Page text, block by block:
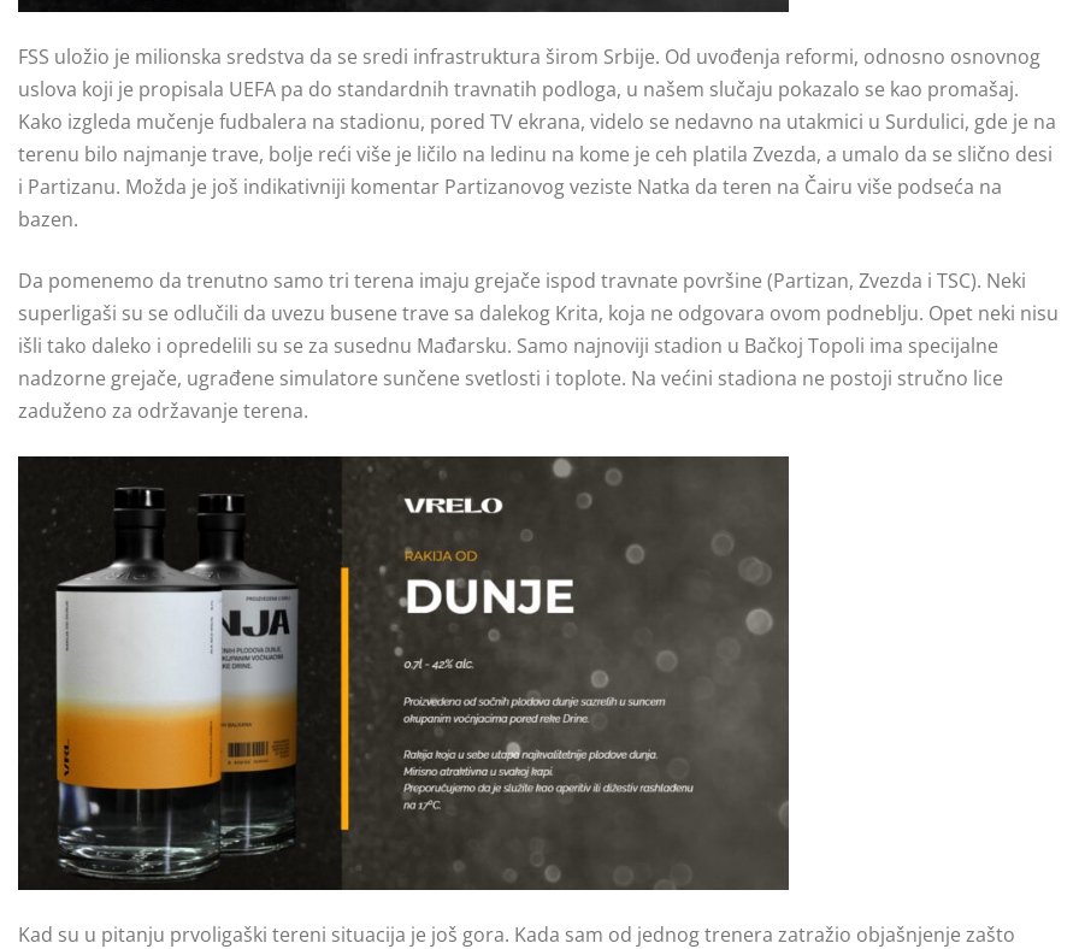
FSS uložio je milionska sredstva da se sredi infrastruktura širom Srbije. Od uvođenja reformi, odnosno osnovnog
uslova koji je propisala UEFA pa do standardnih travnatih podloga, u našem slučaju pokazalo se kao promašaj.
Kako izgleda mučenje fudbalera na stadionu, pored TV ekrana, videlo se nedavno na utakmici u Surdulici, gde je na
terenu bilo najmanje trave, bolje reći više je ličilo na ledinu na kome je ceh platila Zvezda, a umalo da se slično desi
i Partizanu. Možda je još indikativniji komentar Partizanovog veziste Natka da teren na Čairu više podseća na
bazen.
Da pomenemo da trenutno samo tri terena imaju grejače ispod travnate površine (Partizan, Zvezda i TSC). Neki
superligaši su se odlučili da uvezu busene trave sa dalekog Krita, koja ne odgovara ovom podneblju. Opet neki nisu
išli tako daleko i opredelili su se za susednu Mađarsku. Samo najnoviji stadion u Bačkoj Topoli ima specijalne
nadzorne grejače, ugrađene simulatore sunčene svetlosti i toplote. Na većini stadiona ne postoji stručno lice
zaduženo za održavanje terena.
Kad su u pitanju prvoligaški tereni situacija je još gora. Kada sam od jednog trenera zatražio objašnjenje zašto